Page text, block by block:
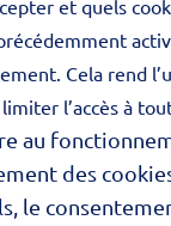
et quels
Cela
l’accès à
au
des
le